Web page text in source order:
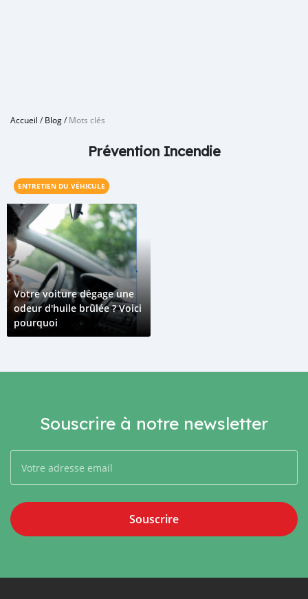
Accueil /Blog/Mots clés
Prévention Incendie
ENTRETIEN DU VÉHICULE
Votre voiture dégage une
odeur d'huile brûlée ? Voici
pourquoi
Souscrire à notre newsletter
Souscrire